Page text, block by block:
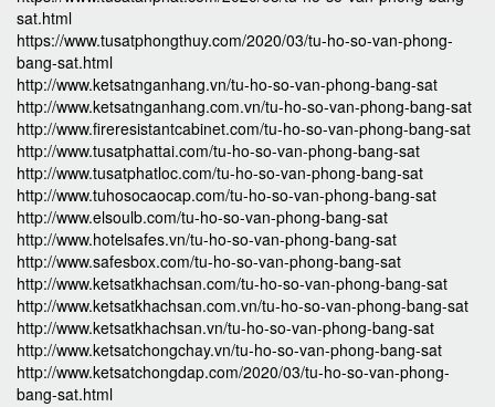
sat.html
https://www.tusatphongthuy.com/2020/03/tu-ho-so-van-phong-
bang-sat.html
http://www.ketsatnganhang.vn/tu-ho-so-van-phong-bang-sat
http://www.ketsatnganhang.com.vn/tu-ho-so-van-phong-bang-sat
http://www.fireresistantcabinet.com/tu-ho-so-van-phong-bang-sat
http://www.tusatphattai.com/tu-ho-so-van-phong-bang-sat
http://www.tusatphatloc.com/tu-ho-so-van-phong-bang-sat
http://www.tuhosocaocap.com/tu-ho-so-van-phong-bang-sat
http://www.elsoulb.com/tu-ho-so-van-phong-bang-sat
http://www.hotelsafes.vn/tu-ho-so-van-phong-bang-sat
http://www.safesbox.com/tu-ho-so-van-phong-bang-sat
http://www.ketsatkhachsan.com/tu-ho-so-van-phong-bang-sat
http://www.ketsatkhachsan.com.vn/tu-ho-so-van-phong-bang-sat
http://www.ketsatkhachsan.vn/tu-ho-so-van-phong-bang-sat
http://www.ketsatchongchay.vn/tu-ho-so-van-phong-bang-sat
http://www.ketsatchongdap.com/2020/03/tu-ho-so-van-phong-
bang-sat.html